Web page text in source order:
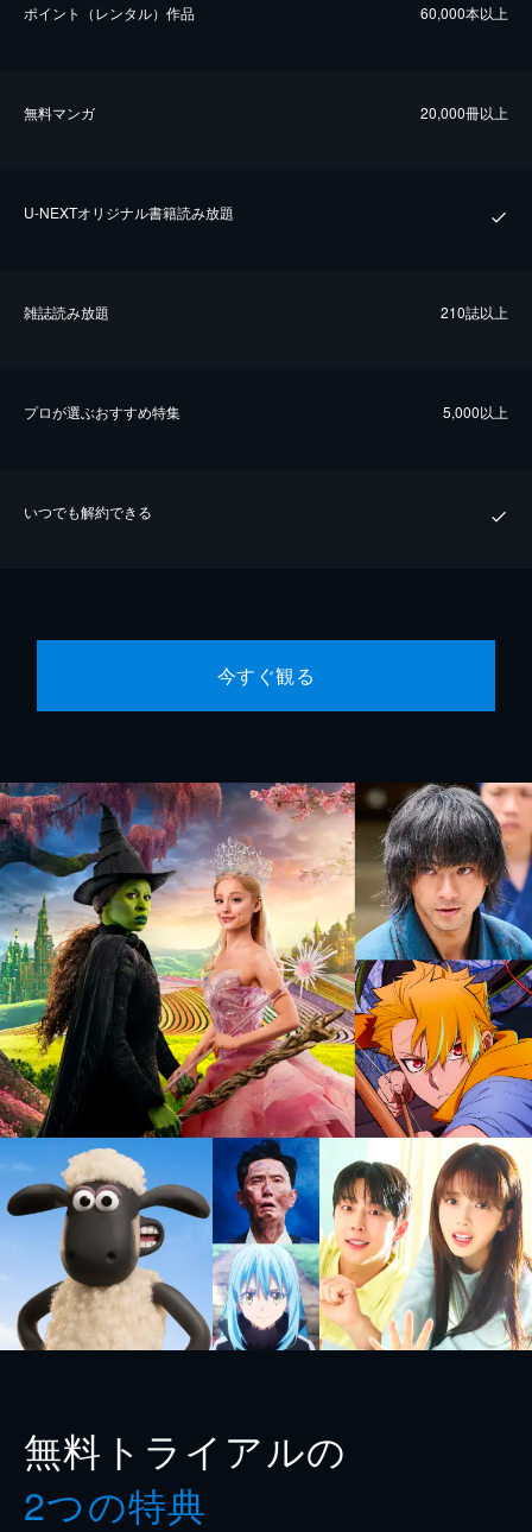
ポイント（レンタル）作品 60,000本以上
無料マンガ 20,000冊以上
U-NEXTオリジナル書籍読み放題
雑誌読み放題 210誌以上
プロが選ぶおすすめ特集 5,000以上
いつでも解約できる
今すぐ観る
無料トライアルの
2つの特典